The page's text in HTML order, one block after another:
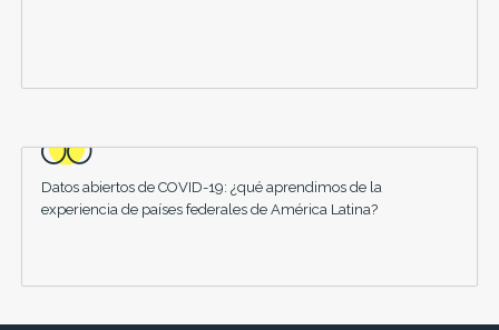
Datos abiertos de COVID-19: ¿qué aprendimos de la
experiencia de países federales de América Latina?